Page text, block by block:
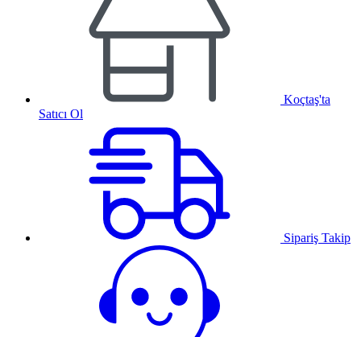
Koçtaş'ta
Satıcı Ol
Sipariş Takip